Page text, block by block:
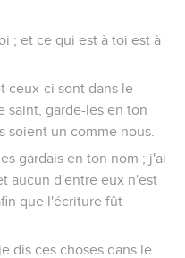
; et ce qui est à toi est à
ceux-ci sont dans le
saint, garde-les en ton
soient un comme nous.
gardais en ton nom ; j'ai
aucun d'entre eux n'est
que l'écriture fût
dis ces choses dans le